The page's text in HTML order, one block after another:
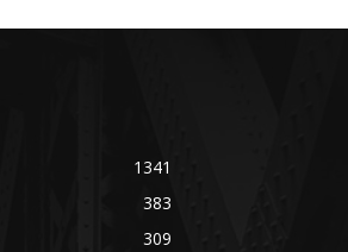
1341
383
309